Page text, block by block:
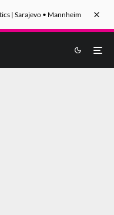
| Sarajevo • Mannheim